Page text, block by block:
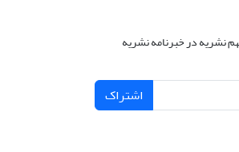
نشریه در خبرنامه نشریه
اشتراک